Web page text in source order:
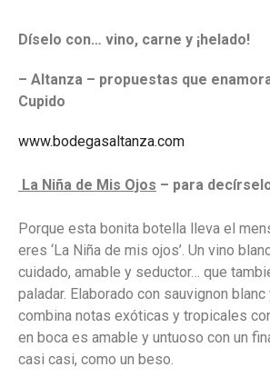
Díselo con… vino, carne y ¡helado!
– Altanza – propuestas que
Cupido
www.bodegasaltanza.com
La Niña de Mis Ojos – para
Porque esta bonita botella lleva el
eres ‘La Niña de mis ojos’. Un vino
cuidado, amable y seductor… que
paladar. Elaborado con sauvignon
combina notas exóticas y tropicales
en boca es amable y untuoso con un
casi casi, como un beso.